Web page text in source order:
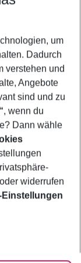
um
Dadurch
verstehen und
Angebote
sind und zu
, wenn du
Dann wähle
widerrufen
Einstellungen